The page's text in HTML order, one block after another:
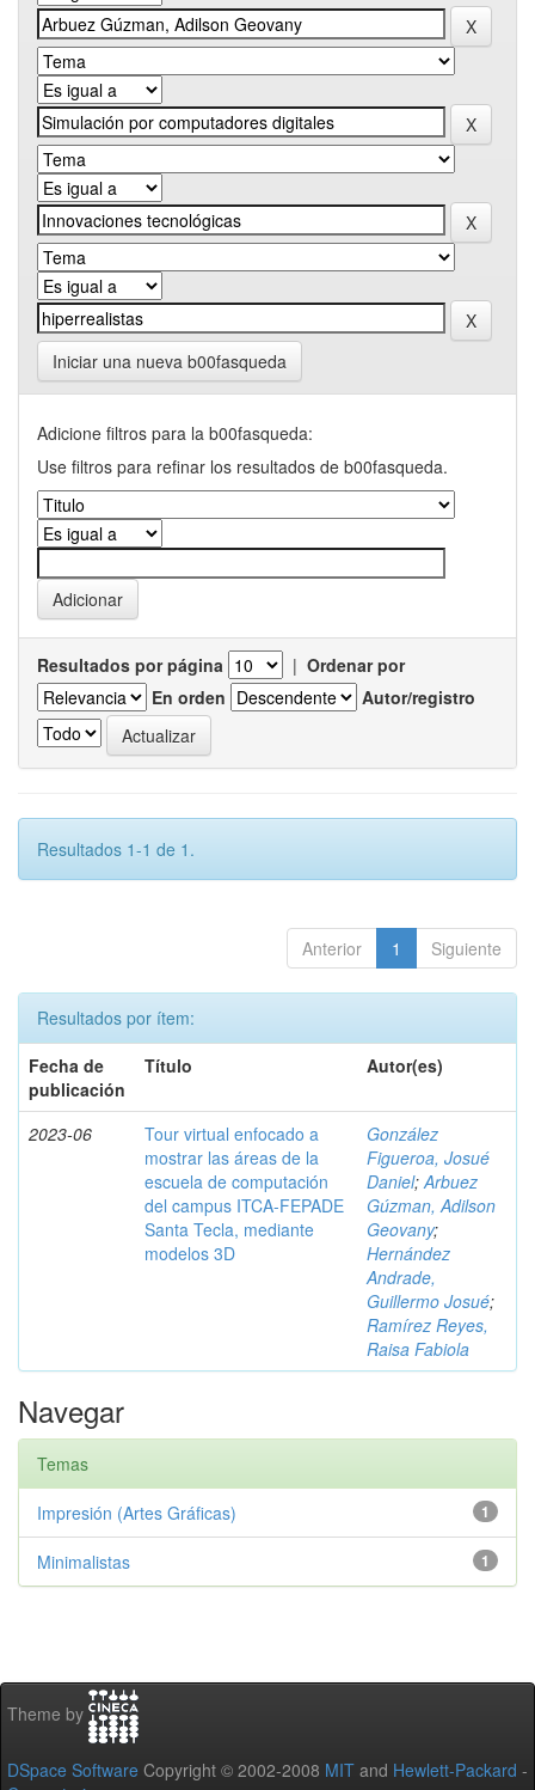
Iniciar una nueva b00fasqueda
Adicione filtros para la b00fasqueda:
Use filtros para refinar los resultados de b00fasqueda.
Resultados por página | Ordenar por
En orden
Autor/registro
Resultados 1-1 de 1.
Anterior 1 Siguiente
Resultados por ítem:
Fecha de
publicación
Título Autor(es)
2023-06
Tour virtual enfocado a
mostrar las áreas de la
escuela de computación
del campus ITCA-FEPADE
Santa Tecla, mediante
modelos 3D
González
Figueroa, Josué
Daniel;Arbuez
Gúzman, Adilson
Geovany;
Hernández
Andrade,
Guillermo Josué;
Ramírez Reyes,
Raisa Fabiola
Navegar
Temas
1
Impresión (Artes Gráficas)
1
Minimalistas
Theme by
DSpace Software Copyright © 2002-2008 MIT and Hewlett-Packard -